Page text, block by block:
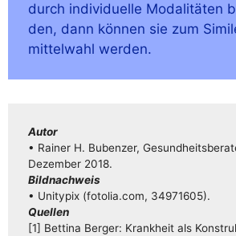
durch indi­vi­du­el­le Moda­li­tä­ten
den, dann kön­nen sie zum
mit­tel­wahl werden.
Autor
• Rai­ner H. Buben­zer,
Dezem­ber 2018.
Bild­nach­weis
• Unity­pix (fotolia.com, 34971605).
Quel­len
[1] Bet­ti­na Ber­ger: Krank­heit als